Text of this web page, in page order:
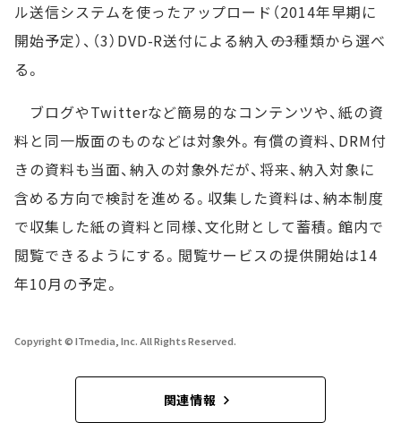
ル送信システムを使ったアップロード（2014年早期に
開始予定）、（3）DVD-R送付による納入――の3種類から選べ
る。
ブログやTwitterなど簡易的なコンテンツや、紙の資
料と同一版面のものなどは対象外。有償の資料、DRM付
きの資料も当面、納入の対象外だが、将来、納入対象に
含める方向で検討を進める。収集した資料は、納本制度
で収集した紙の資料と同様、文化財として蓄積。館内で
閲覧できるようにする。閲覧サービスの提供開始は14
年10月の予定。
Copyright © ITmedia, Inc. All Rights Reserved.
関連情報